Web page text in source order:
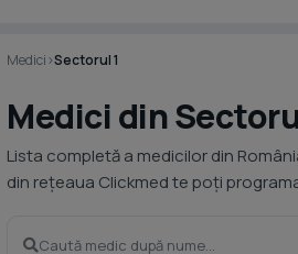
Medici›Sectorul 1
Medici din
Lista completă a medicilor din
din rețeaua Clickmed te poți